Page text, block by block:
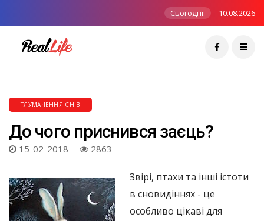
Сьогодні: 10.08.2026
ТЛУМАЧЕННЯ СНІВ
До чого приснився заєць?
15-02-2018 2863
Звірі, птахи та інші істоти
в сновидіннях - це
особливо цікаві для